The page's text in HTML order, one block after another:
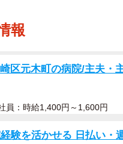
を第一に優先してください
していただいて大丈夫です
決して謝らないでください
た新潟にいらしてくださ
大きな反響となっていま
報
区元木町の病院/主夫・
員：時給1,400円～1,600円
験を活かせる 日払い・